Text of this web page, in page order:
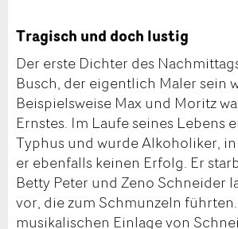
Tragisch und doch lustig
Der erste Dichter des
Busch, der eigentlich Maler sein
Beispielsweise Max und Moritz
Ernstes. Im Laufe seines Lebens
Typhus und wurde Alkoholiker,
er ebenfalls keinen Erfolg. Er
Betty Peter und Zeno Schneider
vor, die zum Schmunzeln
musikalischen Einlage von